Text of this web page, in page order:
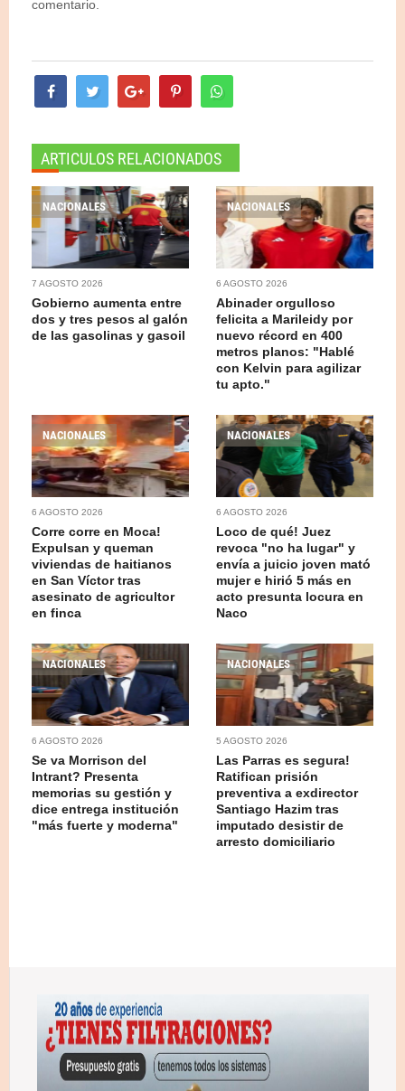
comentario.
ARTICULOS RELACIONADOS
NACIONALES
7 AGOSTO 2026
Gobierno aumenta entre
dos y tres pesos al galón
de las gasolinas y gasoil
NACIONALES
6 AGOSTO 2026
Abinader orgulloso
felicita a Marileidy por
nuevo récord en 400
metros planos: "Hablé
con Kelvin para agilizar
tu apto."
NACIONALES
6 AGOSTO 2026
Corre corre en Moca!
Expulsan y queman
viviendas de haitianos
en San Víctor tras
asesinato de agricultor
en finca
NACIONALES
6 AGOSTO 2026
Loco de qué! Juez
revoca "no ha lugar" y
envía a juicio joven mató
mujer e hirió 5 más en
acto presunta locura en
Naco
NACIONALES
6 AGOSTO 2026
Se va Morrison del
Intrant? Presenta
memorias su gestión y
dice entrega institución
"más fuerte y moderna"
NACIONALES
5 AGOSTO 2026
Las Parras es segura!
Ratifican prisión
preventiva a exdirector
Santiago Hazim tras
imputado desistir de
arresto domiciliario